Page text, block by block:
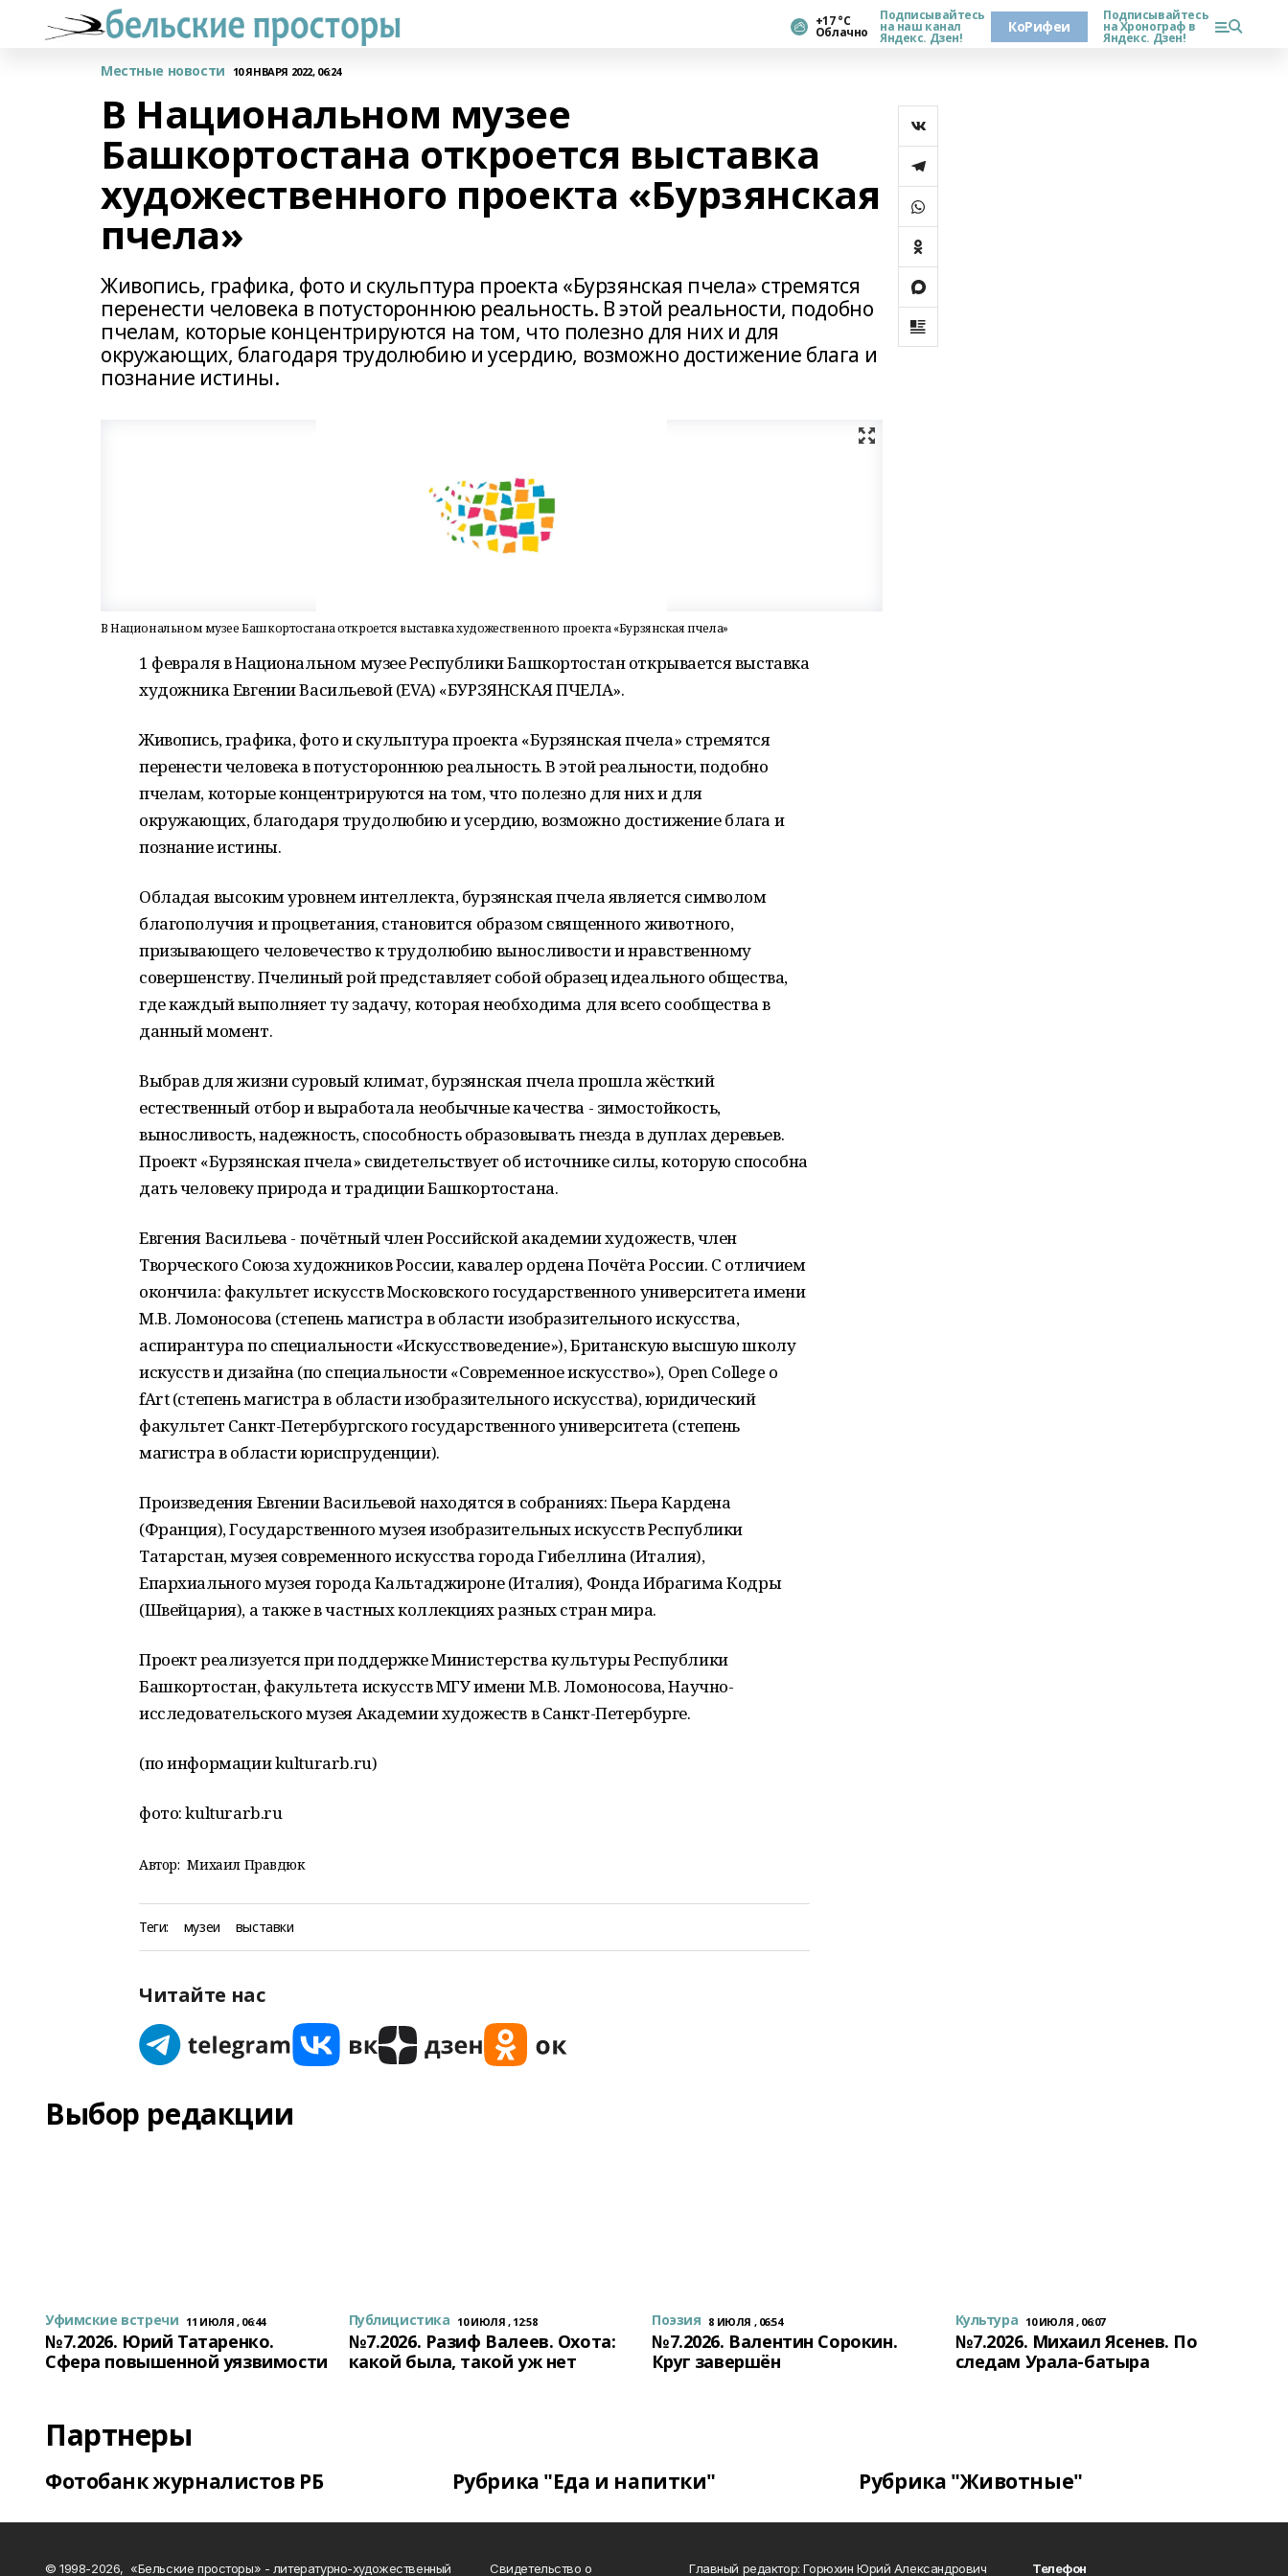
+17 °С
Облачно
Подписывайтесь
на наш канал
Яндекс. Дзен!
КоРифеи
Подписывайтесь
на Хронограф в
Яндекс. Дзен!
Местные новости 10 ЯНВАРЯ 2022, 06:24
В Национальном музее
Башкортостана откроется выставка
художественного проекта «Бурзянская
пчела»
Живопись, графика, фото и скульптура проекта «Бурзянская пчела» стремятся
перенести человека в потустороннюю реальность. В этой реальности, подобно
пчелам, которые концентрируются на том, что полезно для них и для
окружающих, благодаря трудолюбию и усердию, возможно достижение блага и
познание истины.
В Национальном музее Башкортостана откроется выставка художественного проекта «Бурзянская пчела»
1 февраля в Национальном музее Республики Башкортостан открывается выставка
художника Евгении Васильевой (EVA) «БУРЗЯНСКАЯ ПЧЕЛА».
Живопись, графика, фото и скульптура проекта «Бурзянская пчела» стремятся
перенести человека в потустороннюю реальность. В этой реальности, подобно
пчелам, которые концентрируются на том, что полезно для них и для
окружающих, благодаря трудолюбию и усердию, возможно достижение блага и
познание истины.
Обладая высоким уровнем интеллекта, бурзянская пчела является символом
благополучия и процветания, становится образом священного животного,
призывающего человечество к трудолюбию выносливости и нравственному
совершенству. Пчелиный рой представляет собой образец идеального общества,
где каждый выполняет ту задачу, которая необходима для всего сообщества в
данный момент.
Выбрав для жизни суровый климат, бурзянская пчела прошла жёсткий
естественный отбор и выработала необычные качества - зимостойкость,
выносливость, надежность, способность образовывать гнезда в дуплах деревьев.
Проект «Бурзянская пчела» свидетельствует об источнике силы, которую способна
дать человеку природа и традиции Башкортостана.
Евгения Васильева - почётный член Российской академии художеств, член
Творческого Союза художников России, кавалер ордена Почёта России. С отличием
окончила: факультет искусств Московского государственного университета имени
М.В. Ломоносова (степень магистра в области изобразительного искусства,
аспирантура по специальности «Искусствоведение»), Британскую высшую школу
искусств и дизайна (по специальности «Современное искусство»), Open College o
fArt (степень магистра в области изобразительного искусства), юридический
факультет Санкт-Петербургского государственного университета (степень
магистра в области юриспруденции).
Произведения Евгении Васильевой находятся в собраниях: Пьера Кардена
(Франция), Государственного музея изобразительных искусств Республики
Татарстан, музея современного искусства города Гибеллина (Италия),
Епархиального музея города Кальтаджироне (Италия), Фонда Ибрагима Кодры
(Швейцария), а также в частных коллекциях разных стран мира.
Проект реализуется при поддержке Министерства культуры Республики
Башкортостан, факультета искусств МГУ имени М.В. Ломоносова, Научно-
исследовательского музея Академии художеств в Санкт-Петербурге.
(по информации kulturarb.ru)
фото: kulturarb.ru
Автор: Михаил Правдюк
Теги: музеи выставки
Читайте нас
Выбор редакции
Уфимские встречи 11 ИЮЛЯ , 06:44
№7.2026. Юрий Татаренко.
Сфера повышенной уязвимости
Публицистика 10 ИЮЛЯ , 12:58
№7.2026. Разиф Валеев. Охота:
какой была, такой уж нет
Поэзия 8 ИЮЛЯ , 06:54
№7.2026. Валентин Сорокин.
Круг завершён
Культура 10 ИЮЛЯ , 06:07
№7.2026. Михаил Ясенев. По
следам Урала-батыра
Партнеры
Фотобанк журналистов РБ Рубрика "Еда и напитки" Рубрика "Животные"
© 1998-2026, «Бельские просторы» - литературно-художественный Свидетельство о Главный редактор: Горюхин Юрий Александрович Телефон